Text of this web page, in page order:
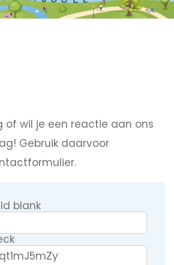
of wil je een reactie aan ons
Gebruik daarvoor
blank